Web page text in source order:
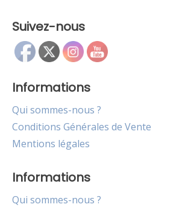
Suivez-nous
Informations
Qui sommes-nous ?
Conditions Générales de Vente
Mentions légales
Informations
Qui sommes-nous ?